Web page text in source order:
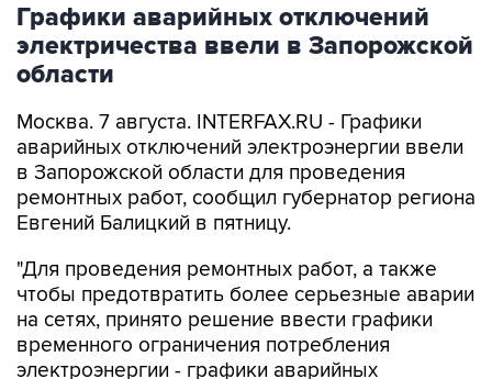
Графики аварийных отключений
электричества ввели в Запорожской
области
Москва. 7 августа. INTERFAX.RU - Графики
аварийных отключений электроэнергии ввели
в Запорожской области для проведения
ремонтных работ, сообщил губернатор региона
Евгений Балицкий в пятницу.
"Для проведения ремонтных работ, а также
чтобы предотвратить более серьезные аварии
на сетях, принято решение ввести графики
временного ограничения потребления
электроэнергии - графики аварийных